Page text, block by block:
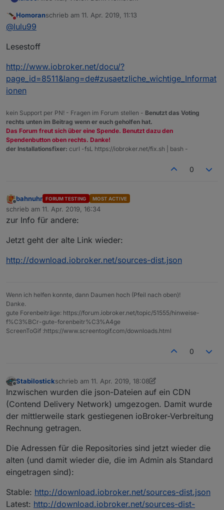
Nicht stören
Homoranschrieb am 11. Apr. 2019, 11:13
zuletzt editiert von
@lulu99
Lesestoff
http://www.iobroker.net/docu/?
page_id=8511&lang=de#zusaetzliche_wichtige_Informat
ionen
kein Support per PN! - Fragen im Forum stellen - Benutzt das Voting
rechts unten im Beitrag wenn er euch geholfen hat.
Das Forum freut sich über eine Spende. Benutzt dazu den
Spendenbutton oben rechts. Danke!
der Installationsfixer: curl -fsL https://iobroker.net/fix.sh | bash -
0
Offline
bahnuhr FORUM TESTING MOST ACTIVE
schrieb am 11. Apr. 2019, 16:34
zuletzt editiert von
zur Info für andere:
Jetzt geht der alte Link wieder:
http://download.iobroker.net/sources-dist.json
Wenn ich helfen konnte, dann Daumen hoch (Pfeil nach oben)!
Danke.
gute Forenbeiträge: https://forum.iobroker.net/topic/51555/hinweise-
f%C3%BCr-gute-forenbeitr%C3%A4ge
ScreenToGif :https://www.screentogif.com/downloads.html
0
Offline
Stabilostickschrieb am 11. Apr. 2019, 18:08
zuletzt editiert von Stabilostick4. Nov. 2019, 21:46
Inzwischen wurden die json-Dateien auf ein CDN
(Contend Delivery Network) umgezogen. Damit wurde
der mittlerweile stark gestiegenen ioBroker-Verbreitung
Rechnung getragen.
Die Adressen für die Repositories sind jetzt wieder die
alten (und damit wieder die, die im Admin als Standard
eingetragen sind):
Stable: http://download.iobroker.net/sources-dist.json
Latest: http://download.iobroker.net/sources-dist-